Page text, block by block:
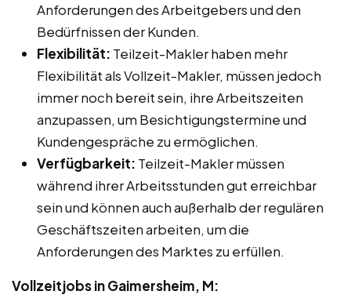
Anforderungen des Arbeitgebers und den
Bedürfnissen der Kunden.
Flexibilität: Teilzeit-Makler haben mehr
Flexibilität als Vollzeit-Makler, müssen jedoch
immer noch bereit sein, ihre Arbeitszeiten
anzupassen, um Besichtigungstermine und
Kundengespräche zu ermöglichen.
Verfügbarkeit: Teilzeit-Makler müssen
während ihrer Arbeitsstunden gut erreichbar
sein und können auch außerhalb der regulären
Geschäftszeiten arbeiten, um die
Anforderungen des Marktes zu erfüllen.
Vollzeitjobs in Gaimersheim, M: